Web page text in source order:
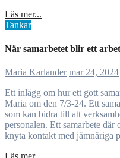
Läs mer...
Tankar
När samarbetet blir ett
Maria Karlander mar 24, 2024
Ett inlägg om hur ett gott samarbete kan se ut på en förskola, skrev
Maria om den 7/3-24. Ett
som kan bidra till att
personalen. Ett samarbete
knyta kontakt med jämnåriga
Läs mer...